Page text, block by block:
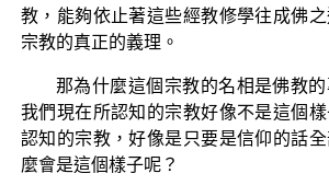
教，能夠依止著這些經教修學往成佛
宗教的真正的義理。
那為什麼這個宗教的名相是佛教
我們現在所認知的宗教好像不是這個
認知的宗教，好像是只要是信仰的話
麼會是這個樣子呢？